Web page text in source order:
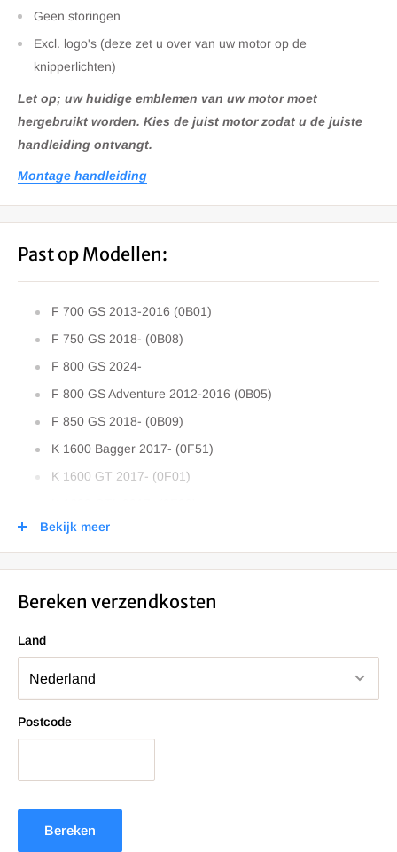
Geen storingen
Excl. logo's (deze zet u over van uw motor op de
knipperlichten)
Let op; uw huidige emblemen van uw motor moet
hergebruikt worden. Kies de juist motor zodat u de juiste
handleiding ontvangt.
Montage handleiding
Past op Modellen:
F 700 GS 2013-2016 (0B01)
F 750 GS 2018- (0B08)
F 800 GS 2024-
F 800 GS Adventure 2012-2016 (0B05)
F 850 GS 2018- (0B09)
K 1600 Bagger 2017- (0F51)
K 1600 GT 2017- (0F01)
S 1000 XR 2014-2019 (0D03)
Bekijk meer
Bereken verzendkosten
Land
Postcode
Bereken